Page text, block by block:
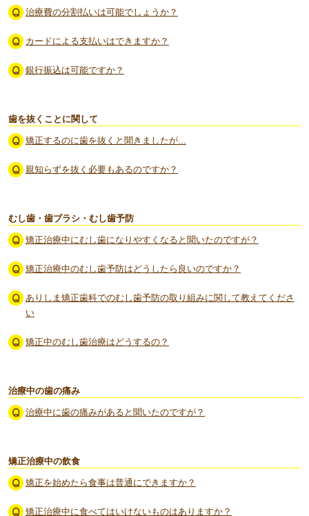
治療費の分割払いは可能でしょうか？
カードによる支払いはできますか？
銀行振込は可能ですか？
歯を抜くことに関して
矯正するのに歯を抜くと聞きましたが...
親知らずを抜く必要もあるのですか？
むし歯・歯ブラシ・むし歯予防
矯正治療中にむし歯になりやすくなると聞いたのですが？
矯正治療中のむし歯予防はどうしたら良いのですか？
ありしま矯正歯科でのむし歯予防の取り組みに関して教えてくださ
い
矯正中のむし歯治療はどうするの？
治療中の歯の痛み
治療中に歯の痛みがあると聞いたのですが？
矯正治療中の飲食
矯正を始めたら食事は普通にできますか？
矯正治療中に食べてはいけないものはありますか？